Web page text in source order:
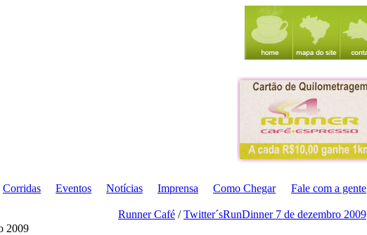
Corridas Eventos Notícias Imprensa Como Chegar Fale com a gente
Runner Café /Twitter´sRunDinner 7 de dezembro 2009
2009